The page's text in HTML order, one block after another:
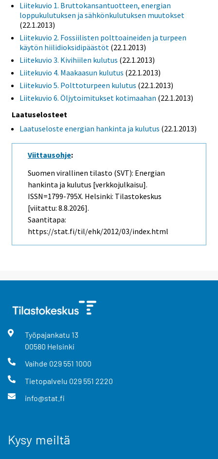
Liitekuvio 1. Bruttokansantuotteen, energian
loppukulutuksen ja sähkönkulutuksen muutokset
(22.1.2013)
Liitekuvio 2. Fossiilisten polttoaineiden ja turpeen
käytön hiilidioksidipäästöt (22.1.2013)
Liitekuvio 3. Kivihiilen kulutus (22.1.2013)
Liitekuvio 4. Maakaasun kulutus (22.1.2013)
Liitekuvio 5. Polttoturpeen kulutus (22.1.2013)
Liitekuvio 6. Öljytoimitukset kotimaahan (22.1.2013)
Laatuselosteet
Laatuseloste energian hankinta ja kulutus (22.1.2013)
Viittausohje:
Suomen virallinen tilasto (SVT): Energian
hankinta ja kulutus [verkkojulkaisu].
ISSN=1799-795X. Helsinki: Tilastokeskus
[viitattu: 8.8.2026].
Saantitapa:
https://stat.fi/til/ehk/2012/03/index.html
Työpajankatu 13
00580 Helsinki
Vaihde 029 551 1000
Tietopalvelu 029 551 2220
info@stat.fi
Kysy meiltä